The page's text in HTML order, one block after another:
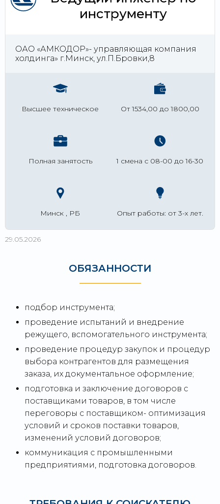
инструменту
ОАО «АМКОДОР»- управляющая компания
холдинга» г.Минск, ул.П.Бровки,8
Высшее техническое От 1534,00 до 1800,00
Полная занятость 1 смена с 08-00 до 16-30
Минск , РБ Опыт работы: от 3-х лет.
29.05.2026
ОБЯЗАННОСТИ
подбор инструмента;
проведение испытаний и внедрение
режущего, вспомогательного инструмента;
проведение процедур закупок и процедур
выбора контрагентов для размещения
заказа, их документальное оформление;
подготовка и заключение договоров с
поставщиками товаров, в том числе
переговоры с поставщиком- оптимизация
условий и сроков поставки товаров,
изменений условий договоров;
коммуникация с промышленными
предприятиями, подготовка договоров.